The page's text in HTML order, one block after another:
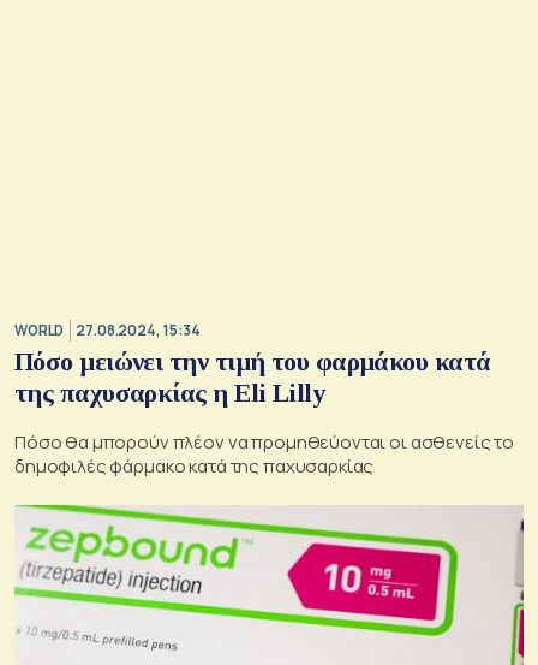
WORLD 27.08.2024, 15:34
Πόσο μειώνει την τιμή του φαρμάκου κατά
της παχυσαρκίας η Eli Lilly
Πόσο θα μπορούν πλέον να προμηθεύονται οι ασθενείς το
δημοφιλές φάρμακο κατά της παχυσαρκίας